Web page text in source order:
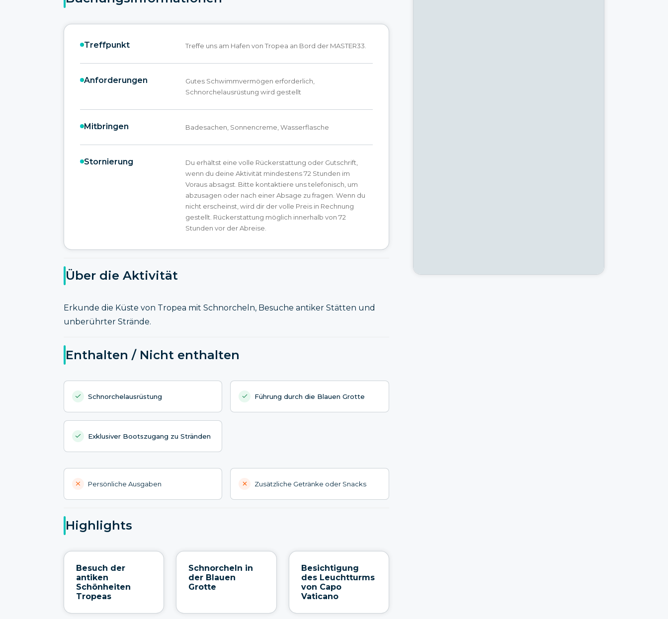
Treffpunkt Treffe uns am Hafen von Tropea an Bord der MASTER33.
Anforderungen
Gutes Schwimmvermögen erforderlich,
Schnorchelausrüstung wird gestellt
Mitbringen Badesachen, Sonnencreme, Wasserflasche
Stornierung
Du erhältst eine volle Rückerstattung oder Gutschrift,
wenn du deine Aktivität mindestens 72 Stunden im
Voraus absagst. Bitte kontaktiere uns telefonisch, um
abzusagen oder nach einer Absage zu fragen. Wenn du
nicht erscheinst, wird dir der volle Preis in Rechnung
gestellt. Rückerstattung möglich innerhalb von 72
Stunden vor der Abreise.
Über die Aktivität
Erkunde die Küste von Tropea mit Schnorcheln, Besuche antiker Stätten und
unberührter Strände.
Enthalten / Nicht enthalten
Schnorchelausrüstung Führung durch die Blauen Grotte
Exklusiver Bootszugang zu Stränden
Persönliche Ausgaben Zusätzliche Getränke oder Snacks
Highlights
Besuch der
antiken
Schönheiten
Tropeas
Schnorcheln in
der Blauen
Grotte
Besichtigung
des Leuchtturms
von Capo
Vaticano